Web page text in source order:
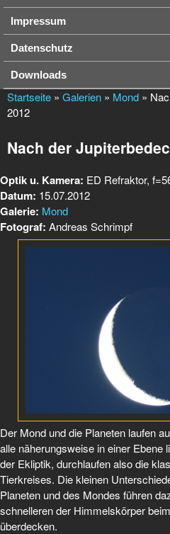
Impressum
Datenschutz
Downloads
Startseite » Galerien » Mond »
2012
Nach der
Optik u. Kamera: ED Refraktor,
Datum: 15.07.2012
Galerie: Mond
Fotograf: Andreas Schrimpf
Der Mond und die Planeten laufen
alle näherungsweise in einer Ebene
der Ekliptik, durchlaufen also die
Tierkreises. Die kleinen
Planeten und des Mondes führen
schnelleren der Himmelskörper
überdecken.